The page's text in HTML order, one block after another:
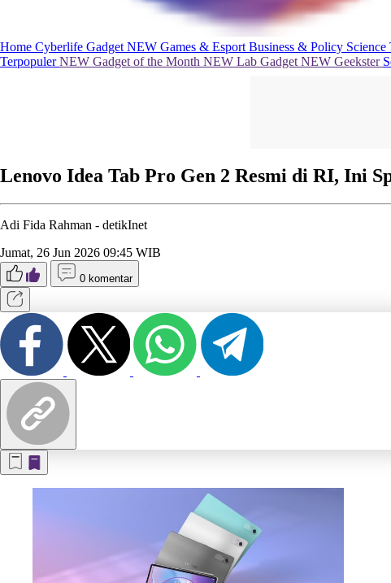
Home Cyberlife Gadget NEW Games & Esport Business & Policy Science
TerpopulerNEW Gadget of the Month NEW Lab Gadget NEW Geekster
Lenovo Idea Tab Pro Gen 2 Resmi di RI, Ini
Adi Fida Rahman - detikInet
Jumat, 26 Jun 2026 09:45 WIB
0 komentar